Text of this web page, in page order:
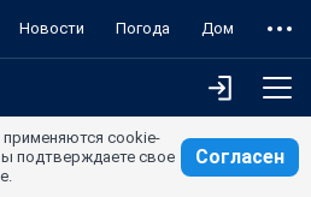
Новости Погода Дом
cookie-
подтверждаете свое
Согласен